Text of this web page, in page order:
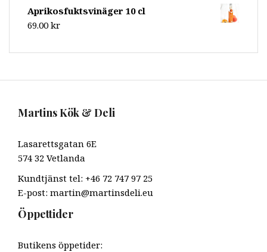
Aprikosfuktsvinäger 10 cl
69.00 kr
Martins Kök & Deli
Lasarettsgatan 6E
574 32 Vetlanda
Kundtjänst tel: +46 72 747 97 25
E-post: martin@martinsdeli.eu
Öppettider
Butikens öppetider: